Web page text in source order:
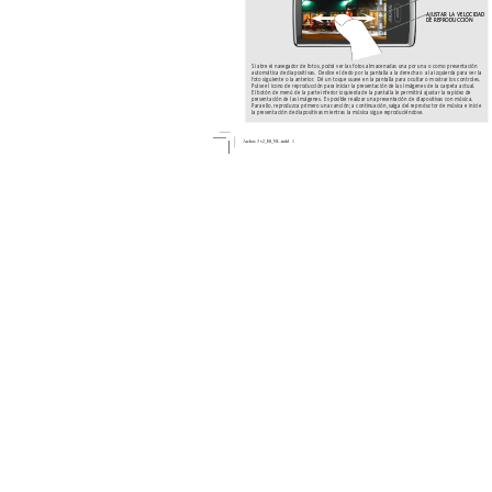
Si abre el navegador de fotos, podrá ver las fotos almacenadas una por una o como presentación
automática de diapositivas.
  Deslice el dedo por la pantalla a la derecha o a la izquierda par
a ver la
foto siguiente o la anterior.  Dé un toque suave en la pantalla para ocultar o mostrar los controles.
Pulse el icono de reproducción para iniciar la presentación de las imágenes de la carpeta actual.
El botón de menú de la parte inferior izquierda de la pantalla le permitirá ajustar la rapidez de
presentación de las imágenes.
  Es posible realizar una presentación de diapositiv
as con música.
Para ello, reproduzca primero una canción; a continuación, salga del reproductor de música e inicie
la presentación de diapositivas mientras la música sigue reproduciéndose.
AJUSTAR LA VELOCIDAD
DE REPRODUCCIÓN
Archos 3 v2_ES_NL.indd   1